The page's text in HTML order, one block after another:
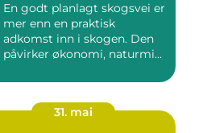
En godt planlagt skogsvei er
mer enn en praktisk
adkomst inn i skogen. Den
påvirker økonomi, naturmi...
31. mai